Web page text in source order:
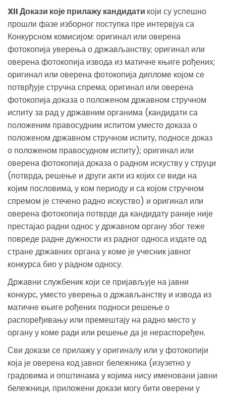
XII Докази које прилажу кандидати који су успешно
прошли фазе изборног поступка пре интервјуа са
Конкурсном комисијом: оригинал или оверена
фотокопија уверења о држављанству; оригинал или
оверена фотокопија извода из матичне књиге рођених;
оригинал или оверена фотокопија дипломе којом се
потврђује стручна спрема; оригинал или оверена
фотокопија доказа о положеном државном стручном
испиту за рад у државним органима (кандидати са
положеним правосудним испитом уместо доказа о
положеном државном стручном испиту, подносе доказ
о положеном правосудном испиту); оригинал или
оверена фотокопија доказа о радном искуству у струци
(потврда, решење и други акти из којих се види на
којим пословима, у ком периоду и са којом стручном
спремом је стечено радно искуство) и оригинал или
оверена фотокопија потврде да кандидату раније није
престајао радни однос у државном органу због теже
повреде радне дужности из радног односа издате од
стране државних органа у коме је учесник јавног
конкурса био у радном односу.
Државни службеник који се пријављује на јавни
конкурс, уместо уверења о држављанству и извода из
матичне књиге рођених подноси решење о
распоређивању или премештају на радно место у
органу у коме ради или решење да је нераспоређен.
Сви докази се прилажу у оригиналу или у фотокопији
која је оверена код јавног бележника (изузетно у
градовима и општинама у којима нису именовани јавни
бележници, приложени докази могу бити оверени у